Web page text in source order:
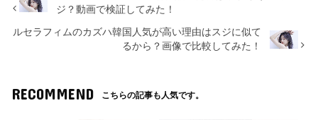
ジ？動画で検証してみた！
ルセラフィムのカズハ韓国人気が高い理由はスジに似て
るから？画像で比較してみた！
RECOMMEND こちらの記事も人気です。